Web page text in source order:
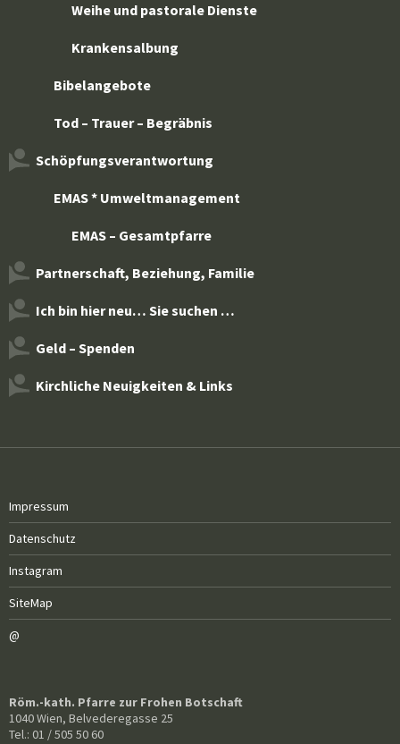
Weihe und pastorale Dienste
Krankensalbung
Bibelangebote
Tod – Trauer – Begräbnis
Schöpfungsverantwortung
EMAS * Umweltmanagement
EMAS – Gesamtpfarre
Partnerschaft, Beziehung, Familie
Ich bin hier neu… Sie suchen …
Geld – Spenden
Kirchliche Neuigkeiten & Links
Impressum
Datenschutz
Instagram
SiteMap
@
Röm.-kath. Pfarre zur Frohen Botschaft
1040 Wien, Belvederegasse 25
Tel.: 01 / 505 50 60